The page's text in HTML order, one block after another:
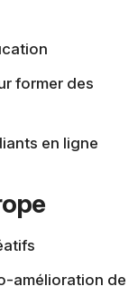
former des
en ligne
amélioration de